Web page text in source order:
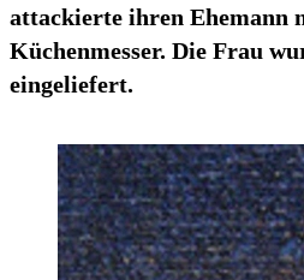
attackierte ihren Ehemann
Küchenmesser. Die Frau
eingeliefert.